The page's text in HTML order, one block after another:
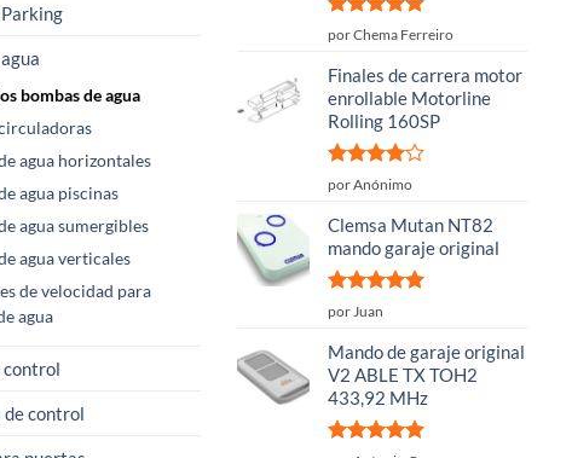
bombas de agua
agua horizontales
agua piscinas
agua sumergibles
agua verticales
de velocidad para
agua
control
control
Valorado
por Chema Ferreiro
Finales de carrera motor
enrollable Motorline
Rolling 160SP
Valorado
5
por Anónimo
Clemsa Mutan NT82
mando garaje original
Valorado
por Juan
Mando de garaje original
V2 ABLE TX TOH2
433,92 MHz